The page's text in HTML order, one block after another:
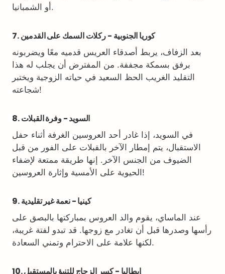
أو الشمبانيا.
7. كوريا الجنوبية - ركلات السمك على القدمين
بعد الزفاف، يربط أصدقاء العريس قدميه معًا ويضربونه
برفق بسمكة مجففة. من المفترض أن يجلب له هذا
التقليد الغريب الحظ السعيد في حياته الزوجية ويختبر
شجاعته!
8. السويد - وفرة القبلات
في السويد، إذا غادر أحد العروسين الغرفة أثناء حفل
الاستقبال، يتم إمطار الآخر بالقبلات على الفور من قبل
الضيوف من الجنس الآخر. إنها طريقة ممتعة لإضفاء
الحيوية على الأمسية وإثارة العروسين!
9. كينيا - نعمة غير تقليدية
عند الماساي، يقوم والد العروس بمباركتها بالبصق على
رأسها وصدرها قبل أن تغادر مع زوجها. قد تبدو لفتة غريبة،
لكنها علامة على الاحترام وتمني السعادة.
10. إيطاليا - كسر الزجاج للتنبؤ بالمستقبل